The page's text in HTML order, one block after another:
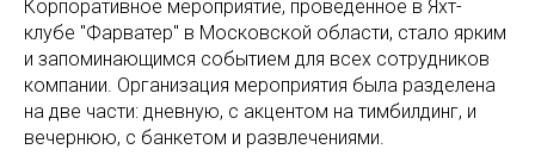
Корпоративное мероприятие, проведённое в Яхт-
клубе "Фарватер" в Московской области, стало ярким
и запоминающимся событием для всех сотрудников
компании. Организация мероприятия была разделена
на две части: дневную, с акцентом на тимбилдинг, и
вечернюю, с банкетом и развлечениями.